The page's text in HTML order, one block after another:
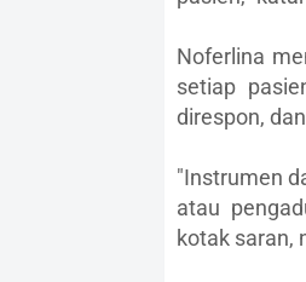
Noferlina
setiap
direspon,
"Instrumen
atau
kotak saran,